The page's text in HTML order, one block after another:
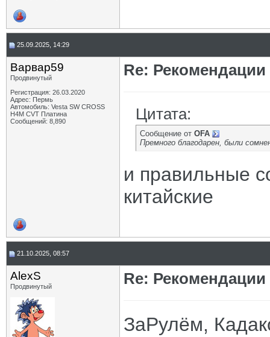
25.09.2025, 14:29
Варвар59
Продвинутый
Регистрация: 26.03.2020
Адрес: Пермь
Автомобиль: Vesta SW CROSS
H4M CVT Платина
Сообщений: 8,890
Re:
Цитата:
Сообщение от OFA
Премного благодарен, были
и правильные
китайские
21.10.2025, 08:57
AlexS
Продвинутый Re:
ЗаРулём,